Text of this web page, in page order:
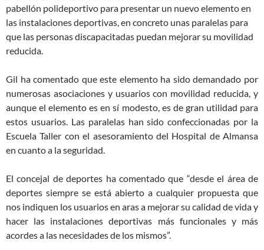
pabellón polideportivo para presentar un nuevo elemento en
las instalaciones deportivas, en concreto unas paralelas para
que las personas discapacitadas puedan mejorar su movilidad
reducida.
Gil ha comentado que este elemento ha sido demandado por
numerosas asociaciones y usuarios con movilidad reducida, y
aunque el elemento es en sí modesto, es de gran utilidad para
estos usuarios. Las paralelas han sido confeccionadas por la
Escuela Taller con el asesoramiento del Hospital de Almansa
en cuanto a la seguridad.
El concejal de deportes ha comentado que “desde el área de
deportes siempre se está abierto a cualquier propuesta que
nos indiquen los usuarios en aras a mejorar su calidad de vida y
hacer las instalaciones deportivas más funcionales y más
acordes a las necesidades de los mismos”.